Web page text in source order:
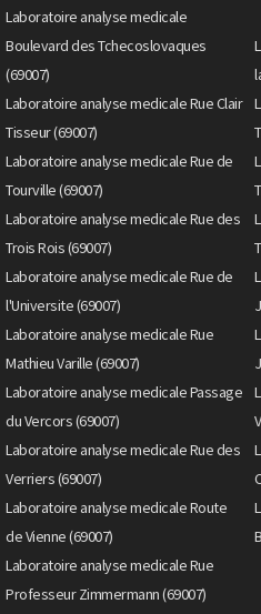
Laboratoire analyse medicale
Boulevard des Tchecoslovaques
(69007)
Laboratoire analyse medicale Rue Clair
Tisseur (69007)
Laboratoire analyse medicale Rue de
Tourville (69007)
Laboratoire analyse medicale Rue des
Trois Rois (69007)
Laboratoire analyse medicale Rue de
l'Universite (69007)
Laboratoire analyse medicale Rue
Mathieu Varille (69007)
Laboratoire analyse medicale Passage
du Vercors (69007)
Laboratoire analyse medicale Rue des
Verriers (69007)
Laboratoire analyse medicale Route
de Vienne (69007)
Laboratoire analyse medicale Rue
Professeur Zimmermann (69007)